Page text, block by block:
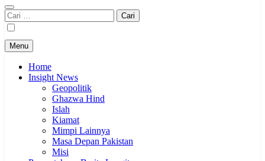
Cari
untuk:
Menu
Home
Insight News
Geopolitik
Ghazwa Hind
Islah
Kiamat
Mimpi Lainnya
Masa Depan Pakistan
Misi